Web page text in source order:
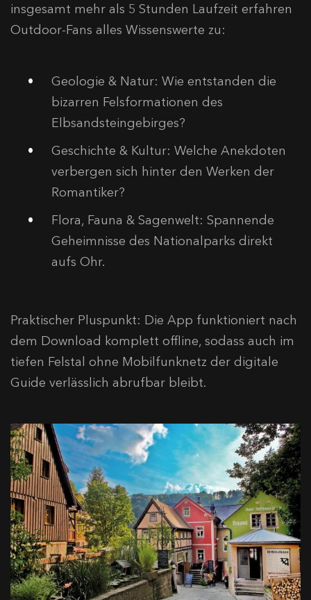
insgesamt mehr als 5 Stunden Laufzeit erfahren
Outdoor-Fans alles Wissenswerte zu:
Geologie & Natur: Wie entstanden die
bizarren Felsformationen des
Elbsandsteingebirges?
Geschichte & Kultur: Welche Anekdoten
verbergen sich hinter den Werken der
Romantiker?
Flora, Fauna & Sagenwelt: Spannende
Geheimnisse des Nationalparks direkt
aufs Ohr.
Praktischer Pluspunkt: Die App funktioniert nach
dem Download komplett offline, sodass auch im
tiefen Felstal ohne Mobilfunknetz der digitale
Guide verlässlich abrufbar bleibt.